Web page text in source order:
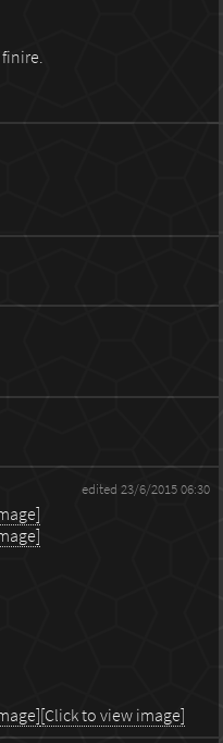
finire.
edited 23/6/2015 06:30
[Click to view image]